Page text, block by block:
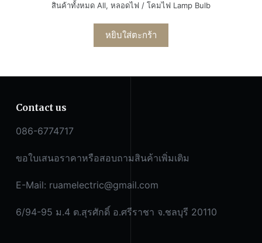
สินค้าทั้งหมด All, หลอดไฟ / โคมไฟ Lamp Bulb
หยิบใส่ตะกร้า
Contact us
086-6774717
ขอใบเสนอราคาหรือสอบถามสินค้าเพิ่มเติม
E-Mail: ruamelectric@gmail.com
6/94-95 ม.4 ต.สุรศักดิ์ อ.ศรีราชา จ.ชลบุรี 20110